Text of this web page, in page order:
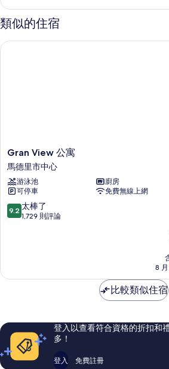
的
詳
情
類似的住宿
Gran
View
公
寓
馬
德
里
Gran View 公寓
馬德里市中心
游泳池
廚房
可停車
免費無線上網
9.2
分，
棒
評
論
9.2 太棒了
1,729 則評論
8
Gran View 公寓
比較類似住宿
登入以查看符合資格的折扣和
多！
登入 免費註冊